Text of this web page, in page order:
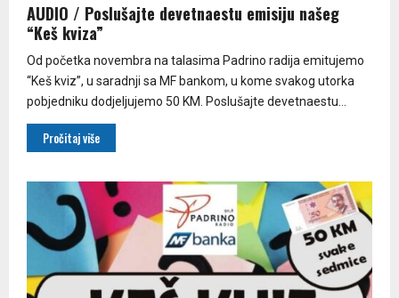
AUDIO / Poslušajte devetnaestu emisiju našeg
“Keš kviza”
Od početka novembra na talasima Padrino radija emitujemo
“Keš kviz”, u saradnji sa MF bankom, u kome svakog utorka
pobjedniku dodjeljujemo 50 KM. Poslušajte devetnaestu...
Pročitaj više